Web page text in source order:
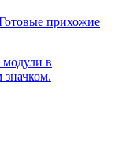
прихожие
в